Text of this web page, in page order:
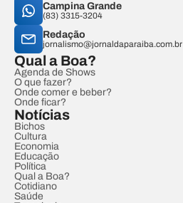
Campina Grande
(83) 3315-3204
Redação
jornalismo@jornaldaparaiba.com.br
Qual a Boa?
Agenda de Shows
O que fazer?
Onde comer e beber?
Onde ficar?
Notícias
Bichos
Cultura
Economia
Educação
Política
Qual a Boa?
Cotidiano
Saúde